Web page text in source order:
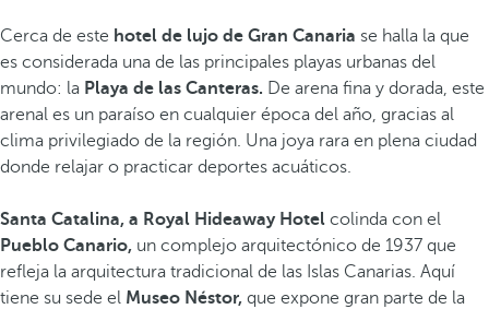
Cerca de este hotel de lujo de Gran Canaria se halla la que
es considerada una de las principales playas urbanas del
mundo: la Playa de las Canteras. De arena fina y dorada, este
arenal es un paraíso en cualquier época del año, gracias al
clima privilegiado de la región. Una joya rara ​en plena ciudad ​
donde relajar o practicar deportes acuáticos.
Santa Catalina, a Royal Hideaway Hotel colinda con el
Pueblo Canario, un complejo arquitectónico de 1937 que
refleja la arquitectura tradicional de las Islas Canarias. Aquí
tiene su sede el Museo Néstor, que expone gran parte de la